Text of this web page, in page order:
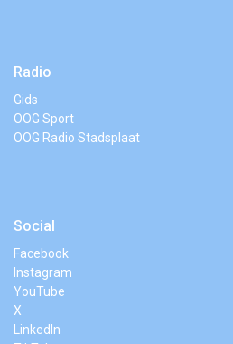
Radio
Gids
OOG Sport
OOG Radio Stadsplaat
Social
Facebook
Instagram
YouTube
X
LinkedIn